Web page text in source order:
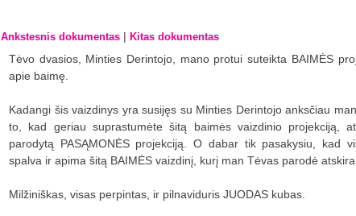
Ankstesnis dokumentas | Kitas dokumentas
Tėvo dvasios, Minties Derintojo, mano protui suteikta BAIMĖS
apie baimę.
Kadangi šis vaizdinys yra susijęs su Minties Derintojo anksčiau
to, kad geriau suprastumėte šitą baimės vaizdinio projekciją,
parodytą PASĄMONĖS projekciją. O dabar tik pasakysiu, kad
spalva ir apima šitą BAIMĖS vaizdinį, kurį man Tėvas parodė
Milžiniškas, visas perpintas, ir pilnaviduris JUODAS kubas.